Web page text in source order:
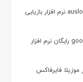
دانلود auslogics file recovery Pro 12.1.1 نرم افزار بازیابی
دانلود google chrome 145.0.7632.117 رایگان نرم افزار